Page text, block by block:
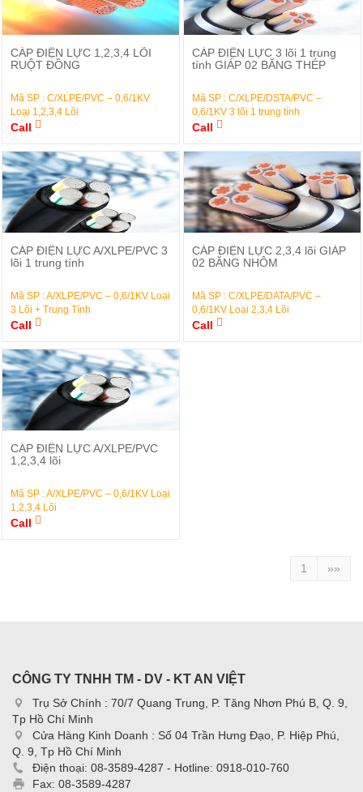
Đặt Hàng
CÁP ĐIỆN LỰC 1,2,3,4 LÕI
RUỘT ĐỒNG
Mã SP : C/XLPE/PVC – 0,6/1KV
Loại 1,2,3,4 Lõi
Call
Đặt Hàng
CÁP ĐIỆN LỰC 3 lõi 1 trung
tính GIÁP 02 BĂNG THÉP
Mã SP : C/XLPE/DSTA/PVC –
0,6/1KV 3 lõi 1 trung tính
Call
Đặt Hàng
CÁP ĐIỆN LỰC A/XLPE/PVC 3
lõi 1 trung tính
Mã SP : A/XLPE/PVC – 0,6/1KV Loại
3 Lõi + Trung Tính
Call
Đặt Hàng
CÁP ĐIỆN LỰC 2,3,4 lõi GIÁP
02 BĂNG NHÔM
Mã SP : C/XLPE/DATA/PVC –
0,6/1KV Loại 2,3,4 Lõi
Call
Đặt Hàng
CÁP ĐIỆN LỰC A/XLPE/PVC
1,2,3,4 lõi
Mã SP : A/XLPE/PVC – 0,6/1KV Loại
1,2,3,4 Lõi
Call
1 »»
CÔNG TY TNHH TM - DV - KT AN VIỆT
Trụ Sở Chính : 70/7 Quang Trung, P. Tăng Nhơn Phú B, Q. 9,
Tp Hồ Chí Minh
Cửa Hàng Kinh Doanh : Số 04 Trần Hưng Đạo, P. Hiệp Phú,
Q. 9, Tp Hồ Chí Minh
Điện thoại: 08-3589-4287 - Hotline: 0918-010-760
Fax: 08-3589-4287